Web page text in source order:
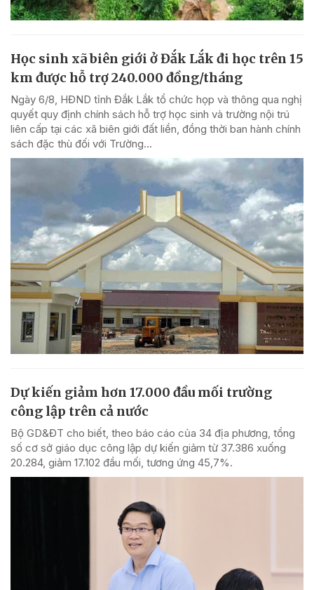
Học sinh xã biên giới ở Đắk Lắk đi học trên 15
km được hỗ trợ 240.000 đồng/tháng
Ngày 6/8, HĐND tỉnh Đắk Lắk tổ chức họp và thông qua nghị
quyết quy định chính sách hỗ trợ học sinh và trường nội trú
liên cấp tại các xã biên giới đất liền, đồng thời ban hành chính
sách đặc thù đối với Trường...
Dự kiến giảm hơn 17.000 đầu mối trường
công lập trên cả nước
Bộ GD&ĐT cho biết, theo báo cáo của 34 địa phương, tổng
số cơ sở giáo dục công lập dự kiến giảm từ 37.386 xuống
20.284, giảm 17.102 đầu mối, tương ứng 45,7%.